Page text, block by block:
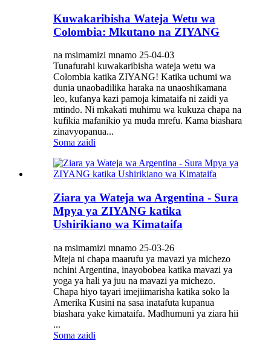
Kuwakaribisha Wateja Wetu wa
Colombia: Mkutano na ZIYANG
na msimamizi mnamo 25-04-03
Tunafurahi kuwakaribisha wateja wetu wa
Colombia katika ZIYANG! Katika uchumi wa
dunia unaobadilika haraka na unaoshikamana
leo, kufanya kazi pamoja kimataifa ni zaidi ya
mtindo. Ni mkakati muhimu wa kukuza chapa na
kufikia mafanikio ya muda mrefu. Kama biashara
zinavyopanua...
Soma zaidi
Ziara ya Wateja wa Argentina - Sura
Mpya ya ZIYANG katika
Ushirikiano wa Kimataifa
na msimamizi mnamo 25-03-26
Mteja ni chapa maarufu ya mavazi ya michezo
nchini Argentina, inayobobea katika mavazi ya
yoga ya hali ya juu na mavazi ya michezo.
Chapa hiyo tayari imejiimarisha katika soko la
Amerika Kusini na sasa inatafuta kupanua
biashara yake kimataifa. Madhumuni ya ziara hii
...
Soma zaidi